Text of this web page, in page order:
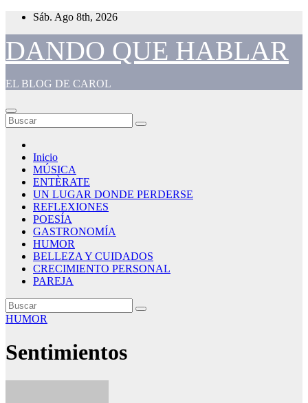
Saltar
contenido
Sáb. Ago 8th, 2026
DANDO QUE HABLAR
EL BLOG DE CAROL
Inicio
MÚSICA
ENTÈRATE
UN LUGAR DONDE PERDERSE
REFLEXIONES
POESÍA
GASTRONOMÍA
HUMOR
BELLEZA Y CUIDADOS
CRECIMIENTO PERSONAL
PAREJA
HUMOR
Sentimientos